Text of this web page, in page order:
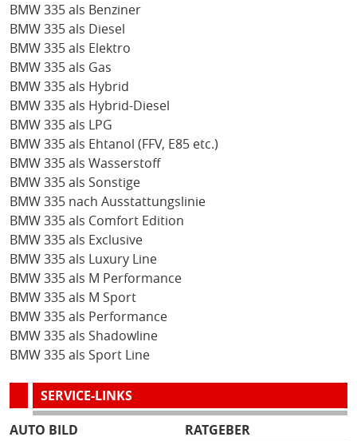
BMW 335 als Benziner
BMW 335 als Diesel
BMW 335 als Elektro
BMW 335 als Gas
BMW 335 als Hybrid
BMW 335 als Hybrid-Diesel
BMW 335 als LPG
BMW 335 als Ehtanol (FFV, E85 etc.)
BMW 335 als Wasserstoff
BMW 335 als Sonstige
BMW 335 nach Ausstattungslinie
BMW 335 als Comfort Edition
BMW 335 als Exclusive
BMW 335 als Luxury Line
BMW 335 als M Performance
BMW 335 als M Sport
BMW 335 als Performance
BMW 335 als Shadowline
BMW 335 als Sport Line
SERVICE-LINKS
AUTO BILD
RATGEBER